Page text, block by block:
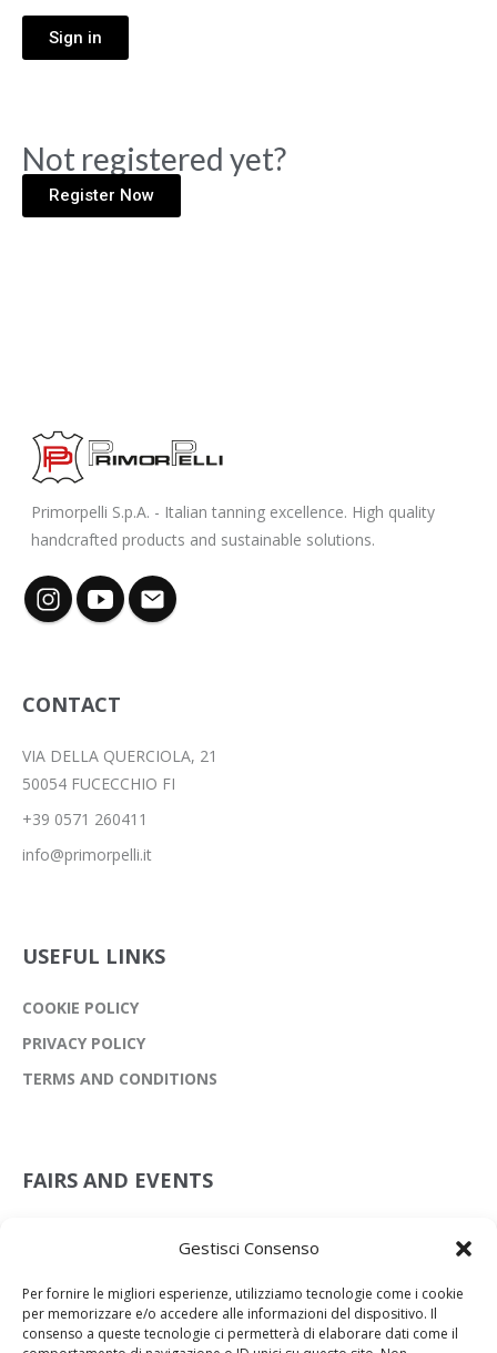
Gestisci Consenso
Per fornire le migliori esperienze, utilizziamo tecnologie come i cookie
per memorizzare e/o accedere alle informazioni del dispositivo. Il
consenso a queste tecnologie ci permetterà di elaborare dati come il
Sign in
Not registered yet?
Register Now
Primorpelli S.p.A. - Italian tanning excellence. High quality
handcrafted products and sustainable solutions.
CONTACT
VIA DELLA QUERCIOLA, 21
50054 FUCECCHIO FI
+39 0571 260411
info@primorpelli.it
USEFUL LINKS
COOKIE POLICY
PRIVACY POLICY
TERMS AND CONDITIONS
FAIRS AND EVENTS
Lineapelle New York
15 Jul 2026